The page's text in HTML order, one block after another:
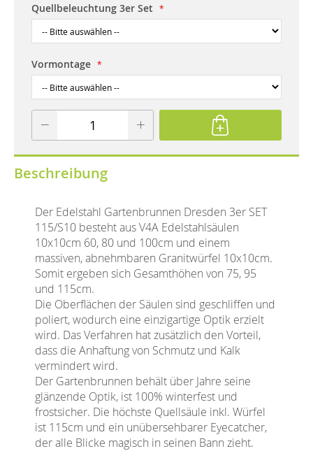
Quellbeleuchtung 3er Set
Vormontage
Beschreibung
Der Edelstahl Gartenbrunnen Dresden 3er SET
115/S10 besteht aus V4A Edelstahlsäulen
10x10cm 60, 80 und 100cm und einem
massiven, abnehmbaren Granitwürfel 10x10cm.
Somit ergeben sich Gesamthöhen von 75, 95
und 115cm.
Die Oberflächen der Säulen sind geschliffen und
poliert, wodurch eine einzigartige Optik erzielt
wird. Das Verfahren hat zusätzlich den Vorteil,
dass die Anhaftung von Schmutz und Kalk
vermindert wird.
Der Gartenbrunnen behält über Jahre seine
glänzende Optik, ist 100% winterfest und
frostsicher. Die höchste Quellsäule inkl. Würfel
ist 115cm und ein unübersehbarer Eyecatcher,
der alle Blicke magisch in seinen Bann zieht.